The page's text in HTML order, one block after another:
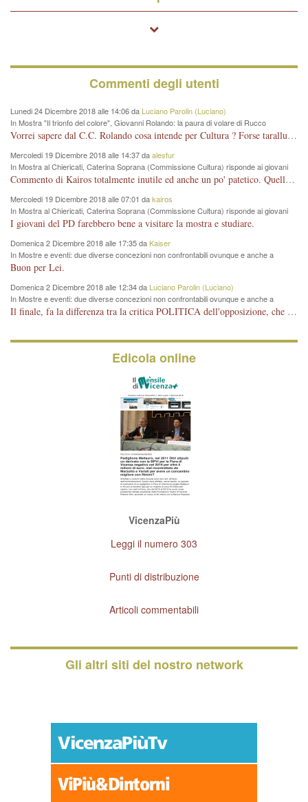
Commenti degli utenti
Lunedi 24 Dicembre 2018 alle 14:06 da Luciano Parolin (Luciano)
In Mostra "Il trionfo del colore", Giovanni Rolando: la paura di volare di Rucco
Vorrei sapere dal C.C. Rolando cosa intende per Cultura ? Forse tarallucci, vino e sagre, o spaghetti tricolori del PD ? Il continuo (s)parlare della mostra a Palazzo Chiericati caro consigliere DANNEGGIA FORTEMENTE l'immagine della città TUTTA e fa deviare i consensi che in RUSSIA (badi bene ex U.R.S.S.) sono ECCELLENTI. A livello artistico l'evento è di alta Valenza culturale, COMPITO di Tutta la Cittadinanza fare il possibile per propagandare l'iniziativa senza farne UN CASO PARTITICO come fa Lei da sempre. Meno Gazebo + Partecipazione! E così sia. Amen.
Mercoledi 19 Dicembre 2018 alle 14:37 daalesfur
In Mostra al Chiericati, Caterina Soprana (Commissione Cultura) risponde ai giovani
del Pd: "realizzata a costo zero per il Comune"
Commento di Kairos totalmente inutile ed anche un po' patetico. Quella che è completamente mancata è stata la promozione internazionale dell'evento effettuata da chi lo sa fare, l'amministrazione in questo è stata totalmente assente relegando al provincialismo una mostra che meritava ben altre platee ed i risultati sono sotto gli occhi di tutti. Su questo bisogna parlare, il fatto di averla organizzata al Chiericati certo non ha aiutato ma è un aspetto secondario rispetto a quello della promozione. In città con le mostre organizzate da Goldin - che certo ha fatto principalmente i suoi interessi, ma ne ha comunque beneficiato la città in immagine e commercio per il centro - arrivavano giornalmente pullman carichi di turisti. Dove sono i turisti ora?
Mercoledi 19 Dicembre 2018 alle 07:01 dakairos
In Mostra al Chiericati, Caterina Soprana (Commissione Cultura) risponde ai giovani
del Pd: "realizzata a costo zero per il Comune"
I giovani del PD farebbero bene a visitare la mostra e studiare.
Domenica 2 Dicembre 2018 alle 17:35 daKaiser
In Mostre e eventi: due diverse concezioni non confrontabili ovunque e anche a
Vicenza
Buon per Lei.
Domenica 2 Dicembre 2018 alle 12:34 da Luciano Parolin (Luciano)
In Mostre e eventi: due diverse concezioni non confrontabili ovunque e anche a
Vicenza
Il finale, fa la differenza tra la critica POLITICA dell'opposizione, che ha perso le elezioni ed è minoranza e non trova altri argomenti per politicizzare sul sito qua o là ? La critica d'arte invece è un'altra cosa che lascio agli altri. Per ora mi basta la lezione magistrale del prof. Giulianati.
Edicola online
VicenzaPiù
Leggi il numero 303
Punti di distribuzione
Articoli commentabili
Gli altri siti del nostro network